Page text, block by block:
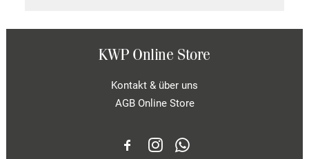
KWP Online Store
Kontakt & über uns
AGB Online Store